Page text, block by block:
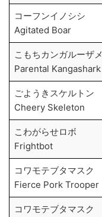
コーフンイノシシ
Agitated Boar
こもちカンガルーザメ
Parental Kangashark
ごようきスケルトン
Cheery Skeleton
こわがらせロボ
Frightbot
コワモテブタマスク
Fierce Pork Trooper
コワモテブタマスク